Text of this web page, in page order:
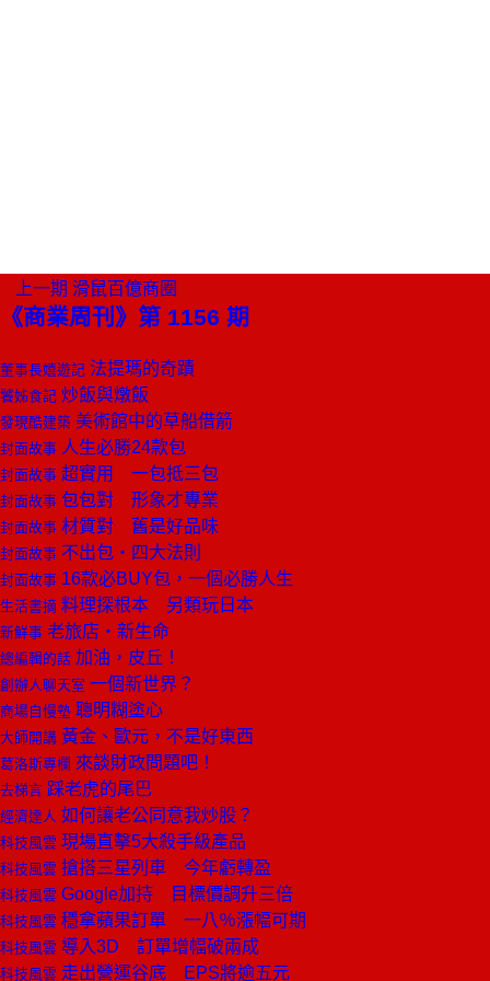
上一期 滑鼠百億商圈
《商業周刊》第 1156 期
董事長嬉遊記 法提瑪的奇蹟
饕姊食記 炒飯與燉飯
發現酷建築 美術館中的草船借箭
封面故事 人生必勝24款包
封面故事 超實用 一包抵三包
封面故事 包包對 形象才專業
封面故事 材質對 舊是好品味
封面故事 不出包‧四大法則
封面故事 16款必BUY包，一個必勝人生
生活書摘 料理探根本 另類玩日本
新鮮事 老旅店‧新生命
總編輯的話 加油，皮丘！
創辦人聊天室 一個新世界？
商場自慢塾 聰明糊塗心
大師開講 黃金、歐元，不是好東西
葛洛斯專欄 來談財政問題吧！
去梯言 踩老虎的尾巴
經濟達人 如何讓老公同意我炒股？
科技風雲 現場直擊5大殺手級產品
科技風雲 搶搭三星列車 今年虧轉盈
科技風雲 Google加持 目標價調升三倍
科技風雲 穩拿蘋果訂單 一八％漲幅可期
科技風雲 導入3D 訂單增幅破兩成